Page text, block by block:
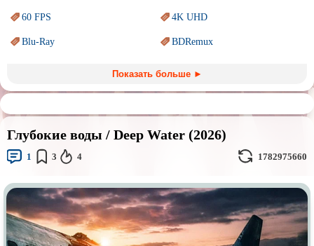
60 FPS 4K UHD
Blu-Ray BDRemux
Sci-Fi (Научнаяфантастика) Trash (трэш) movies
Авангард иСюрреализм Ангелы и Демоны
Аниме Антиутопия
Врачи
Индийское кино Киберпанк
Коллекция Комикс
Маги и Волшебники Наркотики
Показать больше ►
Глубокие воды / Deep Water (2026)
1 3 4 1782975660